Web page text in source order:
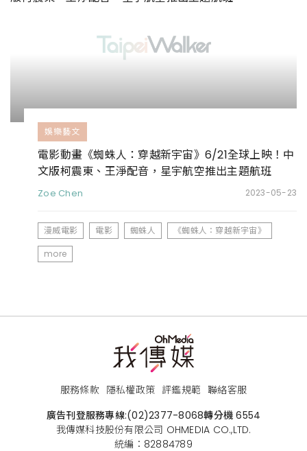
娛樂藝文
電影動畫《蜘蛛人：穿越新宇宙》6/21全球上映！中
文版柯震東、王淨配音，星宇航空推出主題航班
Zoe Chen 2023-05-23
漫威電影 電影 蜘蛛人
《蜘蛛人：穿越新宇宙》
more
服務條款 隱私權政策 評鑑規範 聯絡客服
廣告刊登服務專線:(02)2377-8068轉分機 6554
我傳媒科技股份有限公司 OHMEDIA CO.,LTD.
統編：82884789